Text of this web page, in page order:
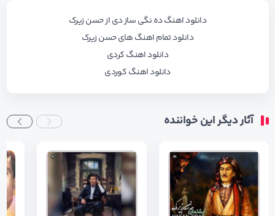
دانلود اهنگ ده نگی ساز دی از حسن زیرک
دانلود تمام اهنگ های حسن زیرک
دانلود اهنگ کردی
دانلود اهنگ کوردی
آثار دیگر این خواننده